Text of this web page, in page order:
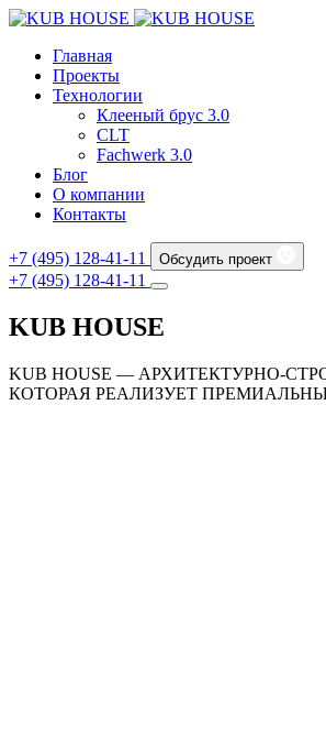
Главная
Проекты
Технологии
Клееный брус 3.0
CLT
Fachwerk 3.0
Блог
О компании
Контакты
+7 (495) 128-41-11 Обсудить проект
+7 (495) 128-41-11
KUB HOUSE
KUB HOUSE — АРХИТЕКТУРНО-
КОТОРАЯ РЕАЛИЗУЕТ